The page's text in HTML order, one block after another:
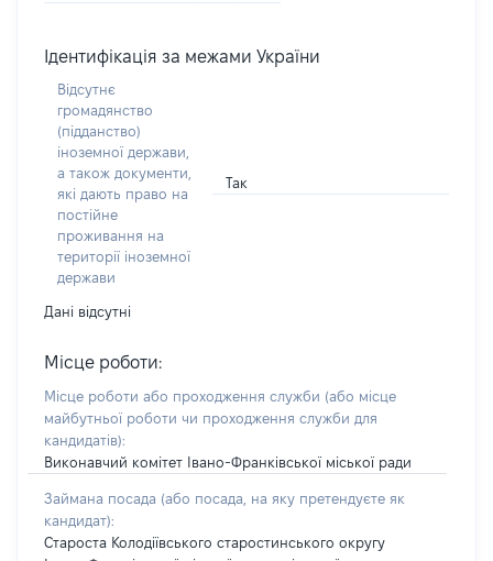
Ідентифікація за межами України
Відсутнє
громадянство
(підданство)
іноземної держави,
а також документи,
які дають право на
постійне
проживання на
території іноземної
держави
Так
Дані відсутні
Місце роботи:
Місце роботи або проходження служби (або місце
майбутньої роботи чи проходження служби для
кандидатів):
Виконавчий комітет Івано-Франківської міської ради
Займана посада (або посада, на яку претендуєте як
кандидат):
Староста Колодіївського старостинського округу